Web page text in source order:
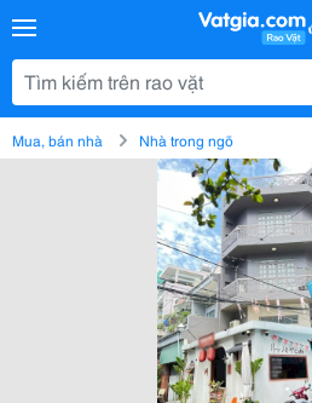
Mua, bán nhà Nhà trong ngõ